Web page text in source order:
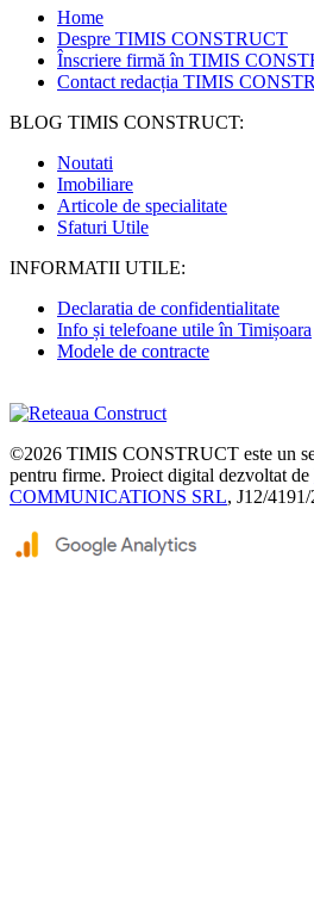
Home
Despre TIMIS CONSTRUCT
Înscriere firmă în TIMIS
Contact redacția TIMIS
BLOG TIMIS CONSTRUCT:
Noutati
Imobiliare
Articole de specialitate
Sfaturi Utile
INFORMATII UTILE:
Declaratia de confidentialitate
Info și telefoane utile în Timișoara
Modele de contracte
©2026 TIMIS CONSTRUCT este un
pentru firme. Proiect digital dezvoltat de
COMMUNICATIONS SRL, J12/